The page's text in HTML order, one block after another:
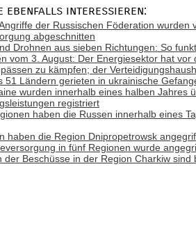
ebenfalls interessieren:
der Russischen Föderation
abgeschnitten
Drohnen aus sieben Richtungen: So
vom 3. August: Der Energiesektor hat
zu kämpfen; der
51 Ländern gerieten in ukrainische
wurden innerhalb eines halben Jahres
registriert
haben die Russen innerhalb eines
haben die Region Dnipropetrowsk
in fünf Regionen wurde
der Beschüsse in der Region Charkiw sind